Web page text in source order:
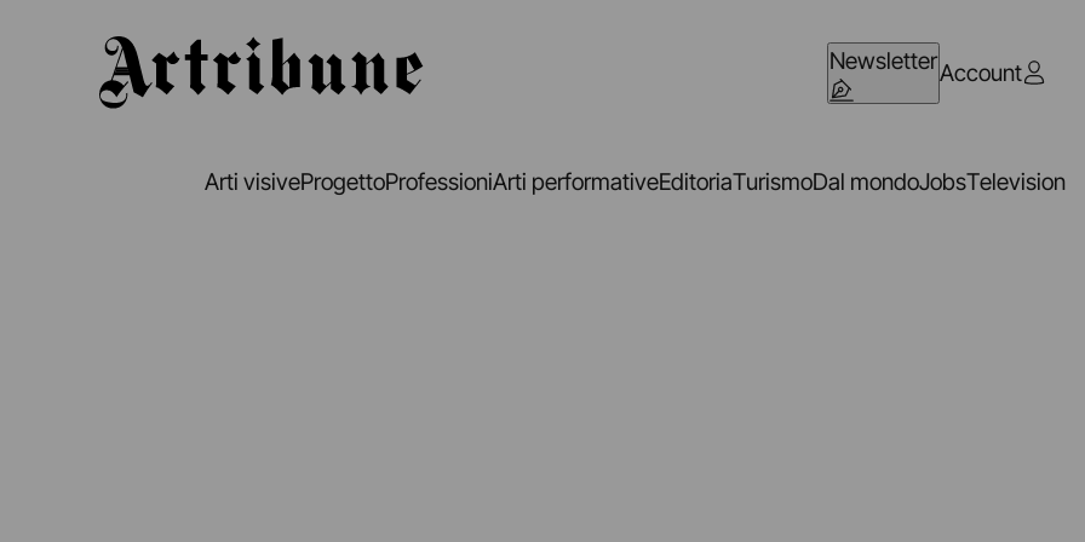
NewsletterAccount
Arti visiveProgettoProfessioniArti performativeEditoriaTurismoDal mondoJobsTelevision